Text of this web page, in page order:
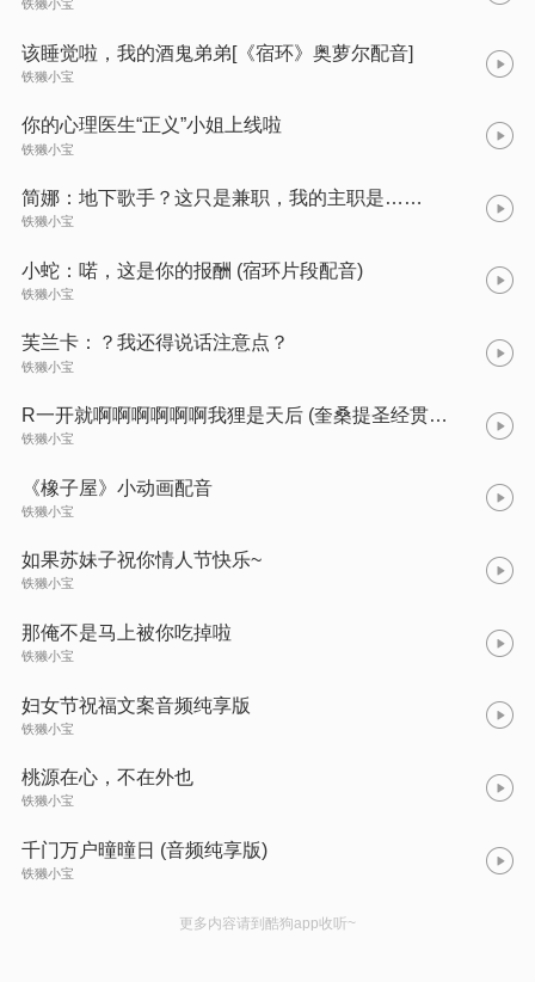
铁獭小宝
该睡觉啦，我的酒鬼弟弟[《宿环》奥萝尔配音]
铁獭小宝
你的心理医生“正义”小姐上线啦
铁獭小宝
简娜：地下歌手？这只是兼职，我的主职是……
铁獭小宝
小蛇：喏，这是你的报酬 (宿环片段配音)
铁獭小宝
芙兰卡：？我还得说话注意点？
铁獭小宝
R一开就啊啊啊啊啊啊我狸是天后 (奎桑提圣经贯口-阿狸ver.)
铁獭小宝
《橡子屋》小动画配音
铁獭小宝
如果苏妹子祝你情人节快乐~
铁獭小宝
那俺不是马上被你吃掉啦
铁獭小宝
妇女节祝福文案音频纯享版
铁獭小宝
桃源在心，不在外也
铁獭小宝
千门万户曈曈日 (音频纯享版)
铁獭小宝
更多内容请到酷狗app收听~